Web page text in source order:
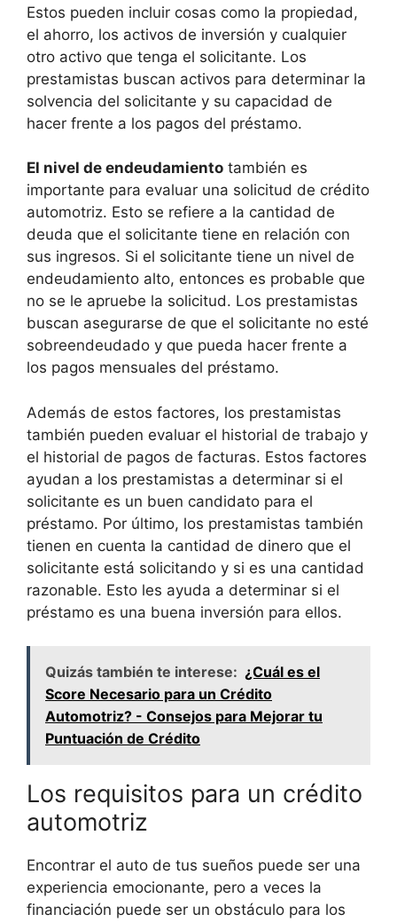
Estos pueden incluir cosas como la propiedad,
el ahorro, los activos de inversión y cualquier
otro activo que tenga el solicitante. Los
prestamistas buscan activos para determinar la
solvencia del solicitante y su capacidad de
hacer frente a los pagos del préstamo.
El nivel de endeudamiento también es
importante para evaluar una solicitud de crédito
automotriz. Esto se refiere a la cantidad de
deuda que el solicitante tiene en relación con
sus ingresos. Si el solicitante tiene un nivel de
endeudamiento alto, entonces es probable que
no se le apruebe la solicitud. Los prestamistas
buscan asegurarse de que el solicitante no esté
sobreendeudado y que pueda hacer frente a
los pagos mensuales del préstamo.
Además de estos factores, los prestamistas
también pueden evaluar el historial de trabajo y
el historial de pagos de facturas. Estos factores
ayudan a los prestamistas a determinar si el
solicitante es un buen candidato para el
préstamo. Por último, los prestamistas también
tienen en cuenta la cantidad de dinero que el
solicitante está solicitando y si es una cantidad
razonable. Esto les ayuda a determinar si el
préstamo es una buena inversión para ellos.
Quizás también te interese: ¿Cuál es el
Score Necesario para un Crédito
Automotriz? - Consejos para Mejorar tu
Puntuación de Crédito
Los requisitos para un crédito
automotriz
Encontrar el auto de tus sueños puede ser una
experiencia emocionante, pero a veces la
financiación puede ser un obstáculo para los